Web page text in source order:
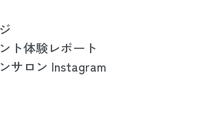
ト体験レポート
サロン Instagram